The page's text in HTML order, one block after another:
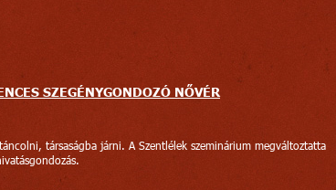
SZEGÉNYGONDOZÓ NŐVÉR
társaságba járni. A Szentlélek szeminárium megváltoztatta